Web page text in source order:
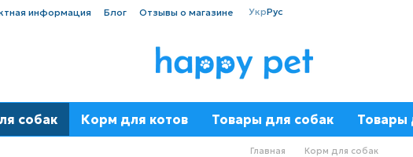
информация Блог Отзывы о магазине УкрРус
собак Корм для котов Товары для собак Товары
Главная
Корм для собак